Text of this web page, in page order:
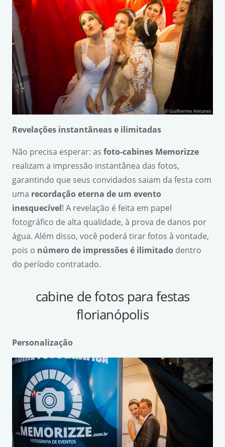
Revelações instantâneas e ilimitadas
Não precisa esperar: as foto-cabines Memorizze
realizam a impressão instantânea das fotos,
garantindo que seus convidados saiam da festa com
uma recordação eterna de um evento
inesquecível! A revelação é feita em papel
fotográfico de alta qualidade, à prova de danos por
água. Além disso, você poderá tirar fotos à vontade,
pois o número de impressõesé ilimitado dentro
do período contratado.
cabine de fotos para festas
florianópolis
Personalização